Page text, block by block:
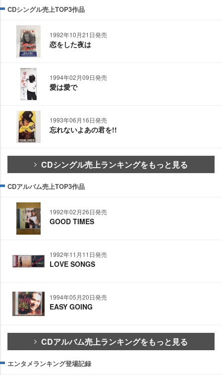
CDシングル売上TOP3作品
1992年10月21日発売
恋をした夜は
1994年02月09日発売
愛は愛で
1993年06月16日発売
忘れないよあの君を!!
CDシングル売上ランキングをもっと見る
CDアルバム売上TOP3作品
1992年02月26日発売
GOOD TIMES
1992年11月11日発売
LOVE SONGS
1994年05月20日発売
EASY GOING
CDアルバム売上ランキングをもっと見る
エンタメランキング登場記録